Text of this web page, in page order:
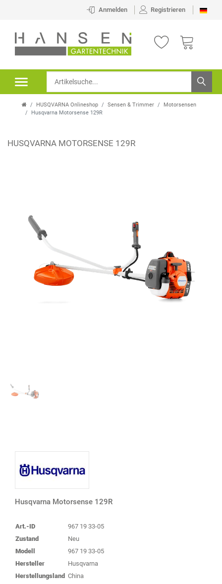
Anmelden Registrieren
HUSQVARNA Onlineshop Sensen & Trimmer
Motorsensen
Husqvarna Motorsense 129R
HUSQVARNA MOTORSENSE 129R
Husqvarna Motorsense 129R
Art.-ID
967 19 33-05
Zustand
Neu
Modell
967 19 33-05
Hersteller
Husqvarna
Herstellungsland China